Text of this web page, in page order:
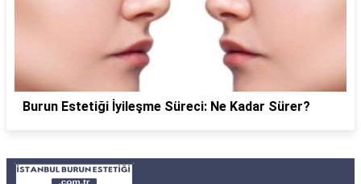
Burun Estetiği İyileşme Süreci: Ne Kadar Sürer?